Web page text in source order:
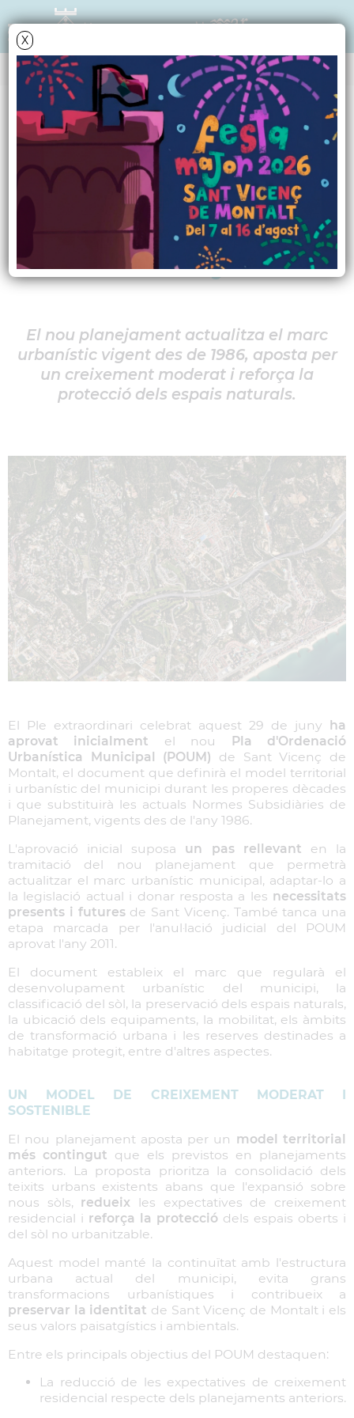
X
NOTÍCIES - ACTUALITAT
Sant Vicenç aprova
inicialment el nou
POUM després de
més de 40 anys
El nou planejament actualitza el marc
urbanístic vigent des de 1986, aposta per
un creixement moderat i reforça la
protecció dels espais naturals.
El Ple extraordinari celebrat aquest 29 de juny ha
aprovat inicialment el nou Pla d'Ordenació
Urbanística Municipal (POUM) de Sant Vicenç de
Montalt, el document que definirà el model territorial
i urbanístic del municipi durant les properes dècades
i que substituirà les actuals Normes Subsidiàries de
Planejament, vigents des de l'any 1986.
L'aprovació inicial suposa un pas rellevant en la
tramitació del nou planejament que permetrà
actualitzar el marc urbanístic municipal, adaptar-lo a
la legislació actual i donar resposta a les necessitats
presents i futuresde Sant Vicenç. També tanca una
etapa marcada per l'anul·lació judicial del POUM
aprovat l'any 2011.
El document estableix el marc que regularà el
desenvolupament urbanístic del municipi, la
classificació del sòl, la preservació dels espais naturals,
la ubicació dels equipaments, la mobilitat, els àmbits
de transformació urbana i les reserves destinades a
habitatge protegit, entre d'altres aspectes.
UN MODEL DE CREIXEMENT MODERAT I
SOSTENIBLE
El nou planejament aposta per un model territorial
més contingut que els previstos en planejaments
anteriors. La proposta prioritza la consolidació dels
teixits urbans existents abans que l'expansió sobre
nous sòls, redueix les expectatives de creixement
residencial i reforça la protecció dels espais oberts i
del sòl no urbanitzable.
Aquest model manté la continuïtat amb l'estructura
urbana actual del municipi, evita grans
transformacions urbanístiques i contribueix a
preservar la identitat de Sant Vicenç de Montalt i els
seus valors paisatgístics i ambientals.
Entre els principals objectius del POUM destaquen:
La reducció de les expectatives de creixement
residencial respecte dels planejaments anteriors.